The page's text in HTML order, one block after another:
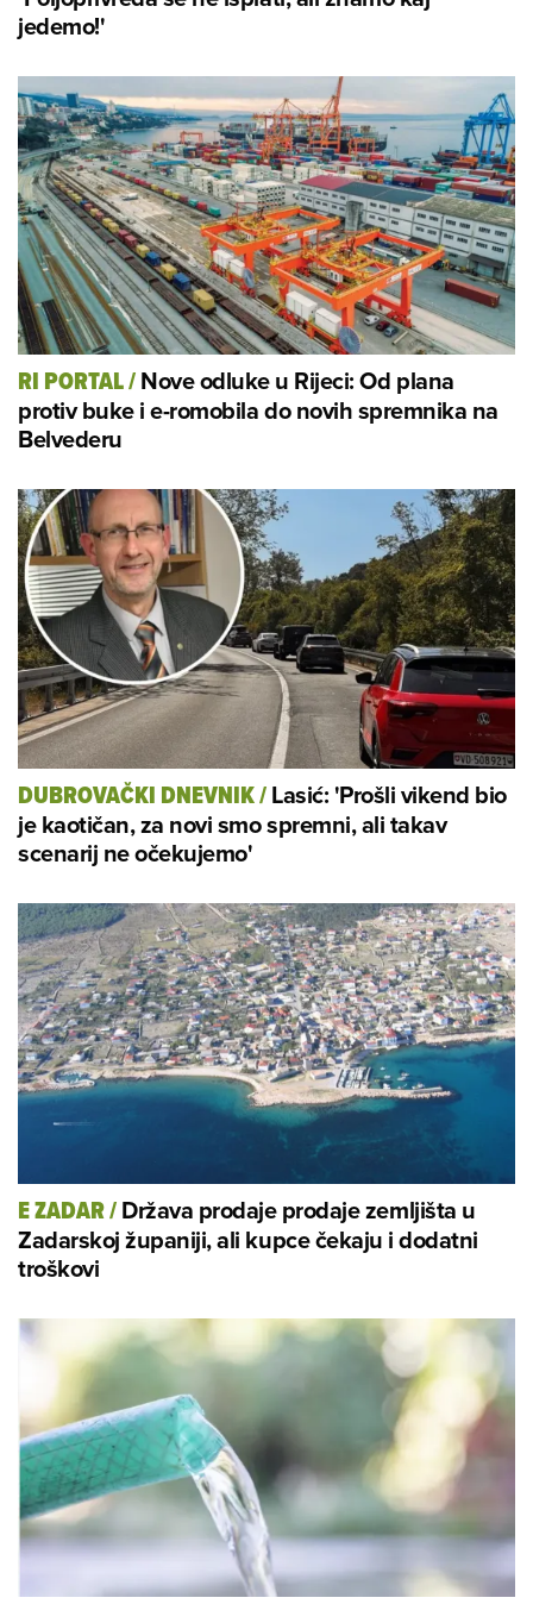
jedemo!'
RI PORTAL/Nove odluke u Rijeci: Od plana
protiv buke i e-romobila do novih spremnika na
Belvederu
DUBROVAČKI DNEVNIK/Lasić: 'Prošli vikend bio
je kaotičan, za novi smo spremni, ali takav
scenarij ne očekujemo'
E ZADAR/Država prodaje prodaje zemljišta u
Zadarskoj županiji, ali kupce čekaju i dodatni
troškovi